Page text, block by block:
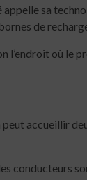
sa
de
l’endroit où le
accueillir
conducteurs